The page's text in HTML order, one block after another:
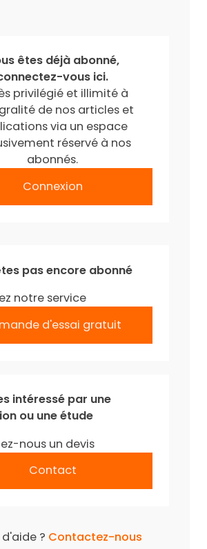
êtes déjà abonné,
vous ici.
privilégié et illimité à
de nos articles et
via un espace
réservé à nos
abonnés.
Connexion
pas encore abonné
notre service
d'essai gratuit
intéressé par une
ou une étude
nous un devis
Contact
? Contactez-nous